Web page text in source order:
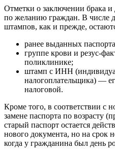
Отметки о заключении брака и
по желанию граждан. В числе
штампов, как и прежде,
ранее выданных
группе крови и резус-
поликлинике;
штамп с ИНН
налогоплательщика) —
налоговой.
Кроме того, в соответствии с
замене паспорта по возрасту
старый паспорт остается
нового документа, но на срок
когда у гражданина был день